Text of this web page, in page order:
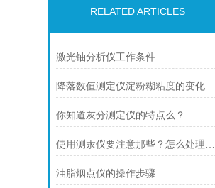
RELATED ARTICLES
激光铀分析仪工作条件
降落数值测定仪淀粉糊粘度的变化
你知道灰分测定仪的特点么？
使用测汞仪要注意那些？怎么处理发生的故障？
油脂烟点仪的操作步骤